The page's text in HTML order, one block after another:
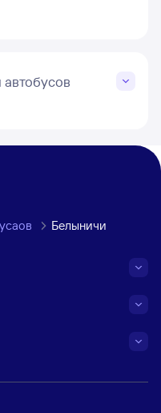
Белыничи